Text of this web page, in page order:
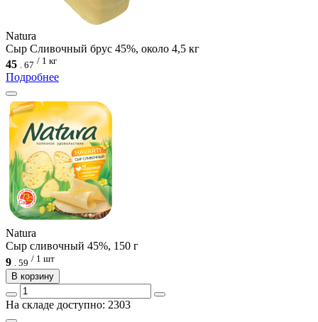
Natura
Сыр Сливочный брус 45%, около 4,5 кг
45 . 67 / 1 кг
Подробнее
Natura
Сыр сливочный 45%, 150 г
9
59 / 1 шт
В корзину
На складе доступно: 2303